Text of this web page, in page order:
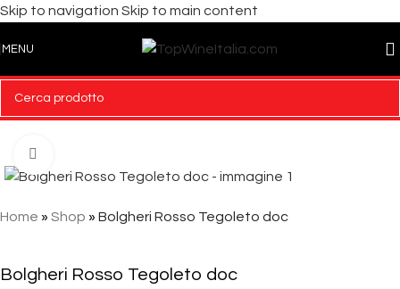
Skip to navigation Skip to main content
MENU
Home » Shop » Bolgheri Rosso Tegoleto doc
Bolgheri Rosso Tegoleto doc